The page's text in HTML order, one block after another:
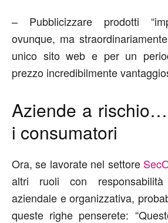
– Pubblicizzare prodotti
ovunque, ma
unico sito web e per un
prezzo incredibilmente
Aziende a
i consumatori
Ora, se lavorate nel settore
altri ruoli con
aziendale e organizzativa,
queste righe penserete: